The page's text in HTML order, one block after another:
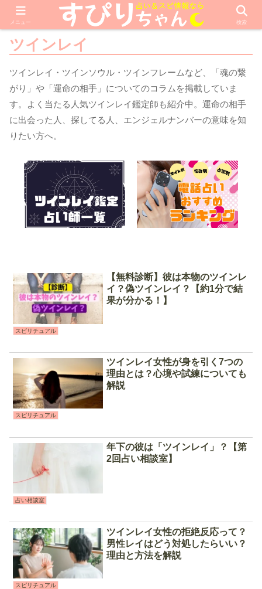
ツインレイ
ツインレイ・ツインソウル・ツインフレームなど、「魂の繋
がり」や「運命の相手」についてのコラムを掲載していま
す。よく当たる人気ツインレイ鑑定師も紹介中。運命の相手
に出会った人、探してる人、エンジェルナンバーの意味を知
りたい方へ。
スピリチュアル
【無料診断】彼は本物のツインレ
イ？偽ツインレイ？【約1分で結
果が分かる！】
スピリチュアル
ツインレイ女性が身を引く7つの
理由とは？心境や試練についても
解説
占い相談室
年下の彼は「ツインレイ」？【第
2回占い相談室】
スピリチュアル
ツインレイ女性の拒絶反応って？
男性レイはどう対処したらいい？
理由と方法を解説
メニュー 検索